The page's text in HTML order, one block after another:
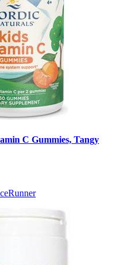
C Gummies, Tangy